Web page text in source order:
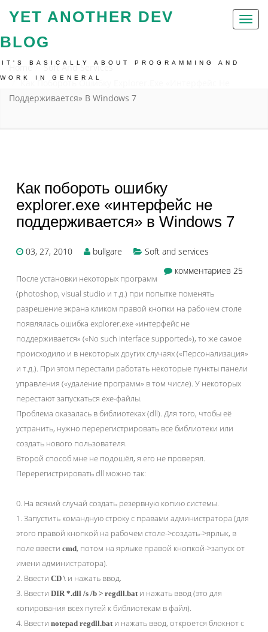
Toggle
YET ANOTHER DEV
BLOG
IT'S BASICALLY ABOUT PROGRAMMING AND
WORK IN GENERAL
Home
Soft And Services
Как Побороть Ошибку Explorer.exe «интерфейс Не
Поддерживается» В Windows 7
Как побороть ошибку
explorer.exe «интерфейс не
поддерживается» в Windows 7
03, 27, 2010 bullgare
Soft and services
комментариев 25
После установки некоторых программ
(photoshop, visual studio и т.д.) при попытке поменять
разрешение экрана кликом правой кнопки на рабочем столе
появлялась ошибка explorer.exe «интерфейс не
поддерживается» («No such interface supported»), то же самое
происходило и в некоторых других случаях («Персонализация»
и т.д.). При этом перестали работать некоторые пункты панели
управления («удаление программ» в том числе). У некоторых
перестают запускаться exe-файлы.
Проблема оказалась в библиотеках (dll). Для того, чтобы её
устранить, нужно перерегистрировать все библиотеки или
создать нового пользователя.
Второй способ мне не подошёл, я его не проверял.
Перерегистрировать dll можно так:
0. На всякий случай создать резервную копию системы.
1. Запустить командную строку с правами администратора (для
этого правой кнопкой на рабочем столе->создать->ярлык, в
поле ввести cmd, потом на ярлыке правой кнопкой->запуск от
имени администратора).
2. Ввести CD \ и нажать ввод.
3. Ввести DIR *.dll /s /b > regdll.batи нажать ввод (это для
копирования всех путей к библиотекам в файл).
4. Ввести notepad regdll.batи нажать ввод, откроется блокнот с